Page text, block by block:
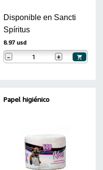
Disponible en Sancti
Spíritus
8.97 usd
- +
Papel higiénico